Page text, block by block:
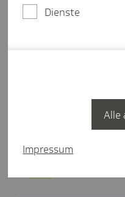
Termin buchen
Hier finden Sie
Musikweg 2
Dienste
Impressum
Alle